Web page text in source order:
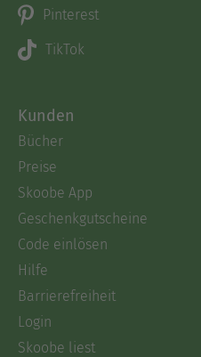
Pinterest
TikTok
Kunden
Bücher
Preise
Skoobe App
Geschenkgutscheine
Code einlösen
Hilfe
Barrierefreiheit
Login
Skoobe liest